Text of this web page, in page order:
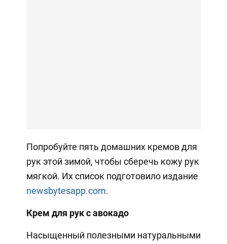
Попробуйте пять домашних кремов для
рук этой зимой, чтобы сберечь кожу рук
мягкой. Их список подготовило издание
newsbytesapp.com.
Крем для рук с авокадо
Насыщенный полезными натуральными